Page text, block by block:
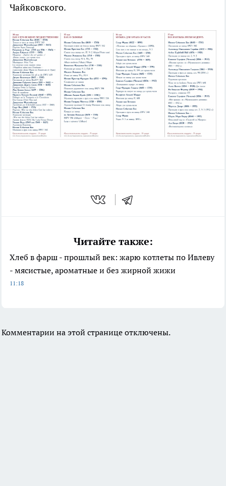
Чайковского.
Читайте также:
Хлеб в фарш - прошлый век: жарю котлеты по Ивлеву
- мясистые, ароматные и без жирной жижи
11:18
Комментарии на этой странице отключены.